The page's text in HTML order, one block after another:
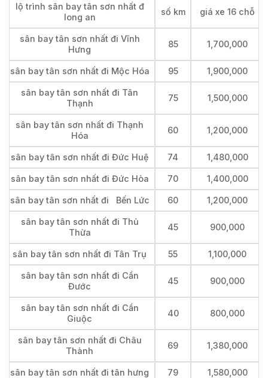
lộ trình sân bay tân sơn nhất đ
long an
số km giá xe 16 chỗ
sân bay tân sơn nhất đi Vĩnh
Hưng
85 1,700,000
sân bay tân sơn nhất đi Mộc Hóa 95 1,900,000
sân bay tân sơn nhất đi Tân
Thạnh
75 1,500,000
sân bay tân sơn nhất đi Thạnh
Hóa
60 1,200,000
sân bay tân sơn nhất đi Đức Huệ 74 1,480,000
sân bay tân sơn nhất đi Đức Hòa 70 1,400,000
sân bay tân sơn nhất đi Bến Lức 60 1,200,000
sân bay tân sơn nhất đi Thủ
Thừa
45 900,000
sân bay tân sơn nhất đi Tân Trụ 55 1,100,000
sân bay tân sơn nhất đi Cần
Đước
45 900,000
sân bay tân sơn nhất đi Cần
Giuộc
40 800,000
sân bay tân sơn nhất đi Châu
Thành
69 1,380,000
sân bay tân sơn nhất đi tân hưng 79 1,580,000